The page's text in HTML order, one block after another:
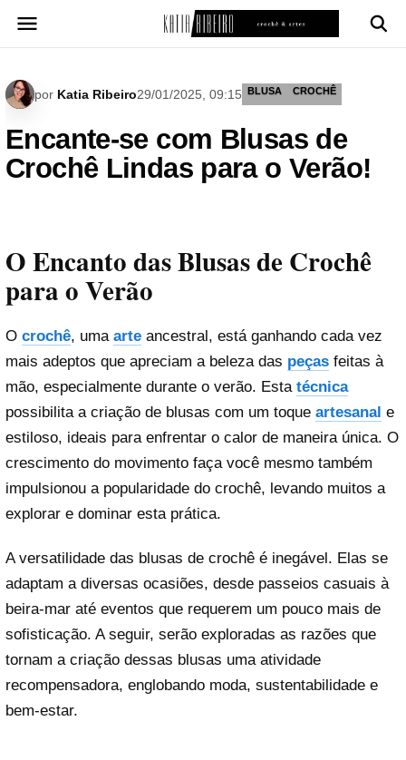
para
por Katia Ribeiro29/01/2025, 09:15 BLUSA CROCHÊ
Encante-se com Blusas de
Crochê Lindas para o Verão!
O Encanto das Blusas de Crochê
para o Verão
O crochê, uma arte ancestral, está ganhando cada vez
mais adeptos que apreciam a beleza das peças feitas à
mão, especialmente durante o verão. Esta técnica
possibilita a criação de blusas com um toque artesanal e
estiloso, ideais para enfrentar o calor de maneira única. O
crescimento do movimento faça você mesmo também
impulsionou a popularidade do crochê, levando muitos a
explorar e dominar esta prática.
A versatilidade das blusas de crochê é inegável. Elas se
adaptam a diversas ocasiões, desde passeios casuais à
beira-mar até eventos que requerem um pouco mais de
sofisticação. A seguir, serão exploradas as razões que
tornam a criação dessas blusas uma atividade
recompensadora, englobando moda, sustentabilidade e
bem-estar.